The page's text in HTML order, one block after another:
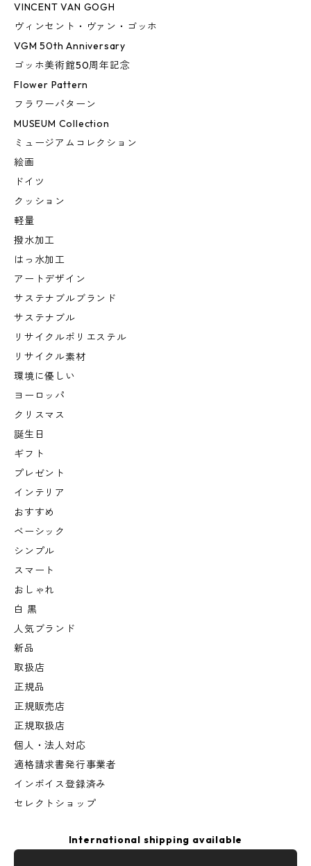
VINCENT VAN GOGH
ヴィンセント・ヴァン・ゴッホ
VGM 50th Anniversary
ゴッホ美術館50周年記念
Flower Pattern
フラワーパターン
MUSEUM Collection
ミュージアムコレクション
絵画
ドイツ
クッション
軽量
撥水加工
はっ水加工
アートデザイン
サステナブルブランド
サステナブル
リサイクルポリエステル
リサイクル素材
環境に優しい
ヨーロッパ
クリスマス
誕生日
ギフト
プレゼント
インテリア
おすすめ
ベーシック
シンプル
スマート
おしゃれ
白 黒
人気ブランド
新品
取扱店
正規品
正規販売店
正規取扱店
個人・法人対応
適格請求書発行事業者
インボイス登録済み
セレクトショップ
International shipping available